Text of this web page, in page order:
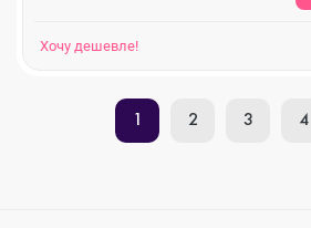
Хочу дешевле!
1 2 3 4